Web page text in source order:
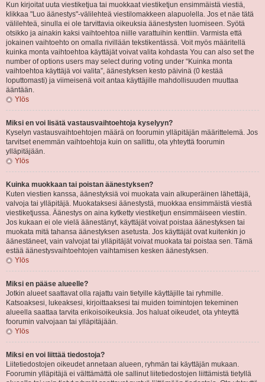
Kun kirjoitat uuta viestiketjua tai muokkaat viestiketjun ensimmäistä viestiä,
klikkaa "Luo äänestys"-välilehteä viestilomakkeen alapuolella. Jos et näe tätä
välilehteä, sinulla ei ole tarvittavia oikeuksia äänestysten luomiseen. Syötä
otsikko ja ainakin kaksi vaihtoehtoa niille varattuihin kenttiin. Varmista että
jokainen vaihtoehto on omalla rivillään tekstikentässä. Voit myös määritellä
kuinka monta vaihtoehtoa käyttäjät voivat valita kohdasta You can also set the
number of options users may select during voting under “Kuinka monta
vaihtoehtoa käyttäjä voi valita”, äänestyksen kesto päivinä (0 kestää
loputtomasti) ja viimeisenä voit antaa käyttäjille mahdollisuuden muuttaa
ääntään.
Ylös
Miksi en voi lisätä vastausvaihtoehtoja kyselyyn?
Kyselyn vastausvaihtoehtojen määrä on foorumin ylläpitäjän määrittelemä. Jos
tarvitset enemmän vaihtoehtoja kuin on sallittu, ota yhteyttä foorumin
ylläpitäjään.
Ylös
Kuinka muokkaan tai poistan äänestyksen?
Kuten viestien kanssa, äänestyksiä voi muokata vain alkuperäinen lähettäjä,
valvoja tai ylläpitäjä. Muokataksesi äänestystä, muokkaa ensimmäistä viestiä
viestiketjussa. Äänestys on aina kytketty viestiketjun ensimmäiseen viestiin.
Jos kukaan ei ole vielä äänestänyt, käyttäjät voivat poistaa äänestyksen tai
muokata mitä tahansa äänestyksen asetusta. Jos käyttäjät ovat kuitenkin jo
äänestäneet, vain valvojat tai ylläpitäjät voivat muokata tai poistaa sen. Tämä
estää äänestysvaihtoehtojen vaihtamisen kesken äänestyksen.
Ylös
Miksi en pääse alueelle?
Jotkin alueet saattavat olla rajattu vain tietyille käyttäjille tai ryhmille.
Katsoaksesi, lukeaksesi, kirjoittaaksesi tai muiden toimintojen tekeminen
alueella saattaa tarvita erikoisoikeuksia. Jos haluat oikeudet, ota yhteyttä
foorumin valvojaan tai ylläpitäjään.
Ylös
Miksi en voi liittää tiedostoja?
Liitetiedostojen oikeudet annetaan alueen, ryhmän tai käyttäjän mukaan.
Foorumin ylläpitäjä ei välttämättä ole sallinut liitetiedostojen liittämistä tietyllä